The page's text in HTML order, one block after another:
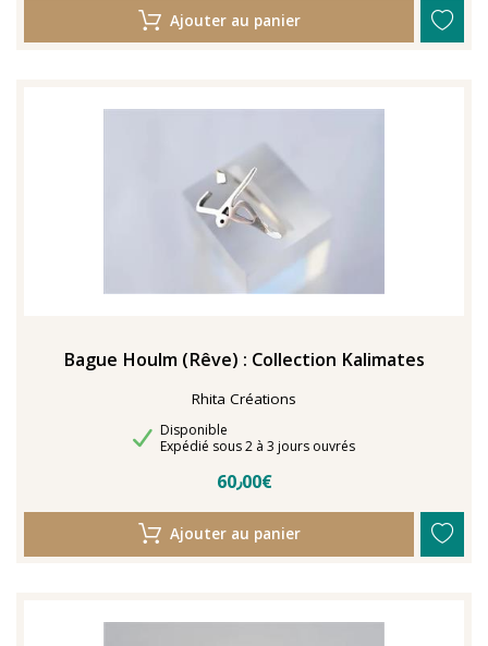
Ajouter au panier
Bague Houlm (Rêve) : Collection Kalimates
Rhita Créations
Disponibilité
Disponible
Délais de livraison
Expédié sous 2 à 3 jours ouvrés
60٫00€
Ajouter au panier